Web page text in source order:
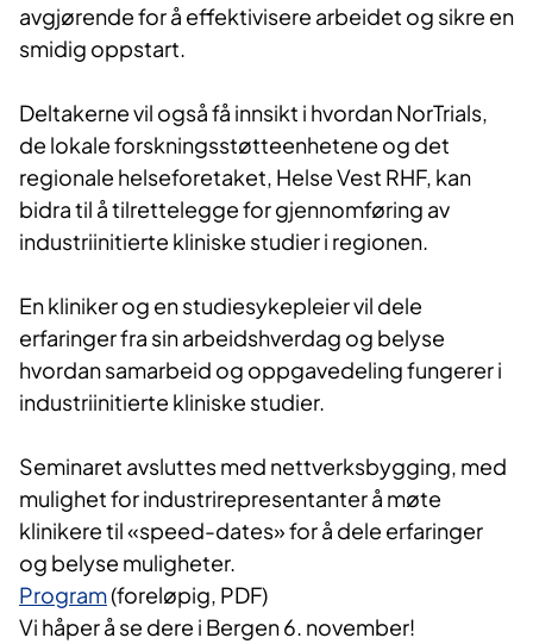
avgjørende for å effektivisere arbeidet og sikre en
smidig oppstart.
Deltakerne vil også få innsikt i hvordan NorTrials,
de lokale forskningsstøtteenhetene og det
regionale helseforetaket, Helse Vest RHF, kan
bidra til å tilrettelegge for gjennomføring av
industriinitierte kliniske studier i regionen.
En kliniker og en studiesykepleier vil dele
erfaringer fra sin arbeidshverdag og belyse
hvordan samarbeid og oppgavedeling fungerer i
industriinitierte kliniske studier.
Seminaret avsluttes med nettverksbygging, med
mulighet for industrirepresentanter å møte
klinikere til «speed-dates» for å dele erfaringer
og belyse muligheter.
Program(foreløpig, PDF)
Vi håper å se dere i Bergen 6. november!